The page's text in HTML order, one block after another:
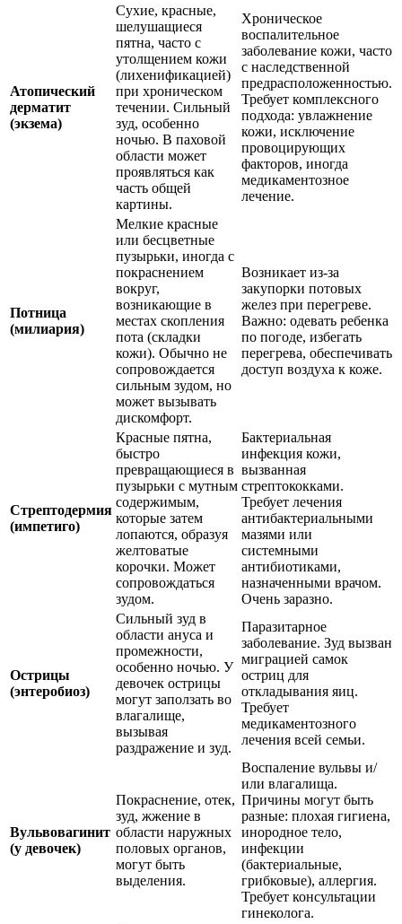
Атопический
дерматит
(экзема)
Сухие, красные,
шелушащиеся
пятна, часто с
утолщением кожи
(лихенификацией)
при хроническом
течении. Сильный
зуд, особенно
ночью. В паховой
области может
проявляться как
часть общей
картины.
Хроническое
воспалительное
заболевание кожи, часто
с наследственной
предрасположенностью.
Требует комплексного
подхода: увлажнение
кожи, исключение
провоцирующих
факторов, иногда
медикаментозное
лечение.
Потница
(милиария)
Мелкие красные
или бесцветные
пузырьки, иногда с
покраснением
вокруг,
возникающие в
местах скопления
пота (складки
кожи). Обычно не
сопровождается
сильным зудом, но
может вызывать
дискомфорт.
Возникает из-за
закупорки потовых
желез при перегреве.
Важно: одевать ребенка
по погоде, избегать
перегрева, обеспечивать
доступ воздуха к коже.
Стрептодермия
(импетиго)
Красные пятна,
быстро
превращающиеся в
пузырьки с мутным
содержимым,
которые затем
лопаются, образуя
желтоватые
корочки. Может
сопровождаться
зудом.
Бактериальная
инфекция кожи,
вызванная
стрептококками.
Требует лечения
антибактериальными
мазями или
системными
антибиотиками,
назначенными врачом.
Очень заразно.
Острицы
(энтеробиоз)
Сильный зуд в
области ануса и
промежности,
особенно ночью. У
девочек острицы
могут заползать во
влагалище,
вызывая
раздражение и зуд.
Паразитарное
заболевание. Зуд вызван
миграцией самок
остриц для
откладывания яиц.
Требует
медикаментозного
лечения всей семьи.
Вульвовагинит
(у девочек)
Покраснение, отек,
зуд, жжение в
области наружных
половых органов,
могут быть
выделения.
Воспаление вульвы и/
или влагалища.
Причины могут быть
разные: плохая гигиена,
инородное тело,
инфекции
(бактериальные,
грибковые), аллергия.
Требует консультации
гинеколога.